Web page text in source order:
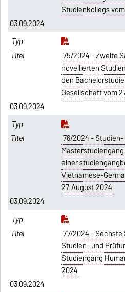
Studienkollegs
03.09.2024
75/2024 - Zweite
novellierten
den
Gesellschaft vom
03.09.2024
76/2024 -
einer
Vietnamese-
27. August 2024
03.09.2024
77/2024 -
Studien- und
Studiengang
2024
03.09.2024